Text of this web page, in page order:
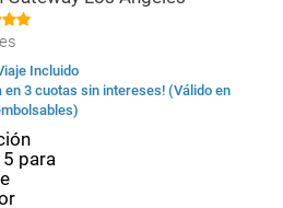
Incluido
en 3 cuotas sin intereses! (Válido en